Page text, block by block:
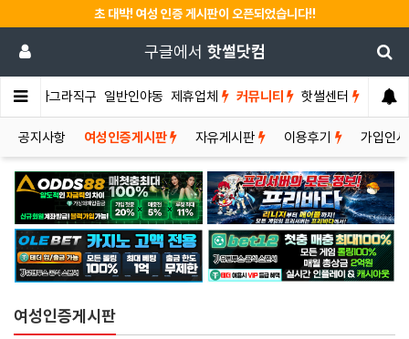
초 대박! 여성 인증 게시판이 오픈되었습니다!!
구글에서 핫썰닷컴
비아그라직구 일반인야동 제휴업체 커뮤니티 핫썰센터
공지사항 여성인증게시판 자유게시판 이용후기 가입인
여성인증게시판